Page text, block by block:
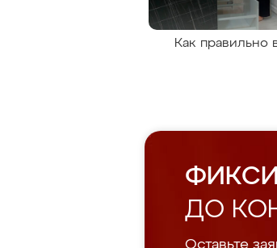
Как правильно
ДО
Оставьте